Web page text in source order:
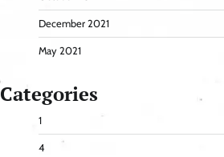
December 2021
May 2021
Categories
1
4